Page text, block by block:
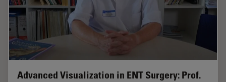
Advanced Visualization in ENT Surgery: Prof.